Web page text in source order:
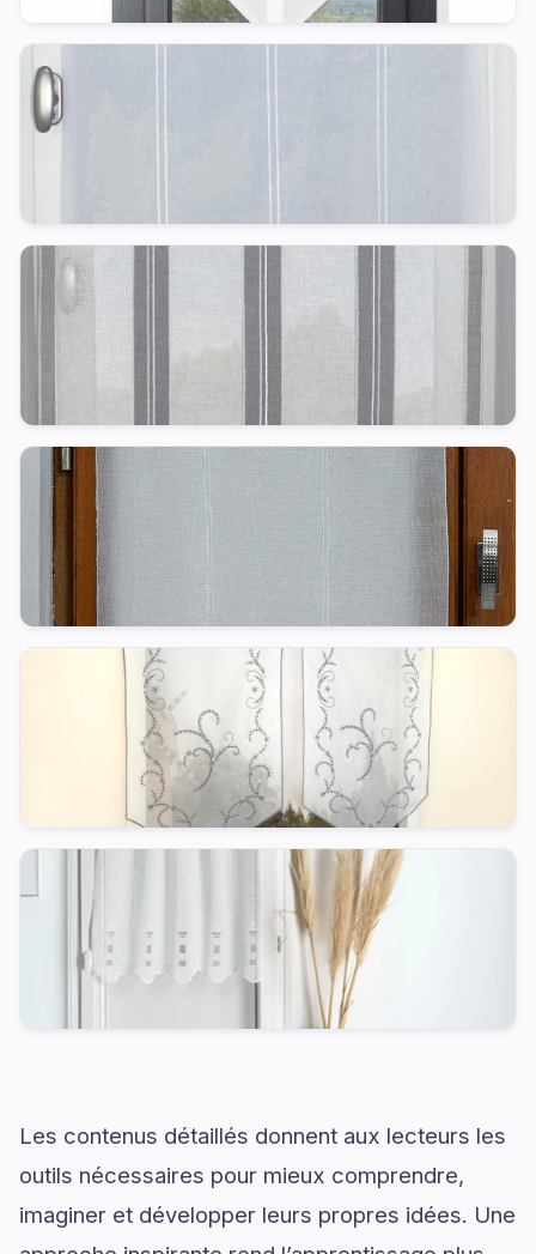
Les contenus détaillés donnent aux lecteurs les
outils nécessaires pour mieux comprendre,
imaginer et développer leurs propres idées. Une